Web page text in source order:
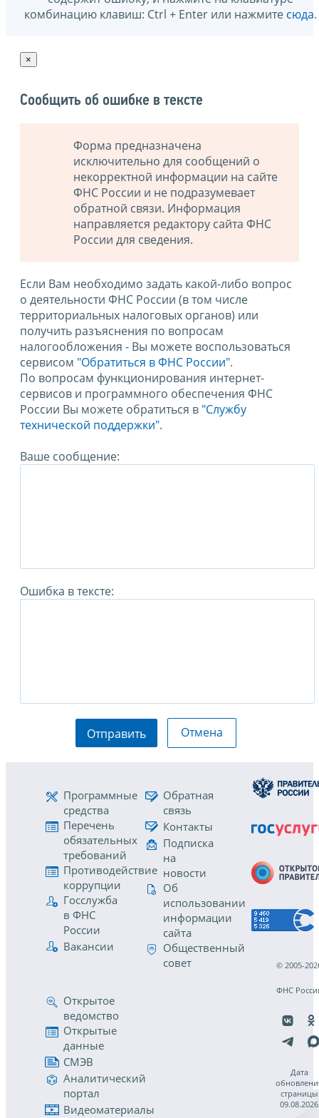
комбинацию клавиш: Ctrl + Enter или нажмите сюда.
×
Сообщить об ошибке в тексте
Форма предназначена
исключительно для сообщений о
некорректной информации на сайте
ФНС России и не подразумевает
обратной связи. Информация
направляется редактору сайта ФНС
России для сведения.
Если Вам необходимо задать какой-либо вопрос
о деятельности ФНС России (в том числе
территориальных налоговых органов) или
получить разъяснения по вопросам
налогообложения - Вы можете воспользоваться
сервисом "Обратиться в ФНС России".
По вопросам функционирования интернет-
сервисов и программного обеспечения ФНС
России Вы можете обратиться в "Службу
технической поддержки".
Ваше сообщение:
Ошибка в тексте:
Отправить Отмена
Программные
средства
Перечень
обязательных
требований
Противодействие
коррупции
Госслужба
в ФНС
России
Вакансии
Обратная
связь
Контакты
Подписка
на
новости
Об
использовании
информации
сайта
Общественный
совет
Открытое
ведомство
Открытые
данные
СМЭВ
Аналитический
портал
Видеоматериалы
© 2005-
ФНС
Дата
страницы
09.08.2026